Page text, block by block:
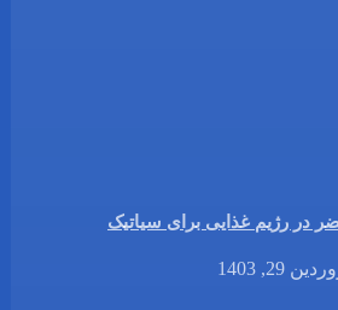
در رژیم غذایی برای سیاتیک
29, 1403